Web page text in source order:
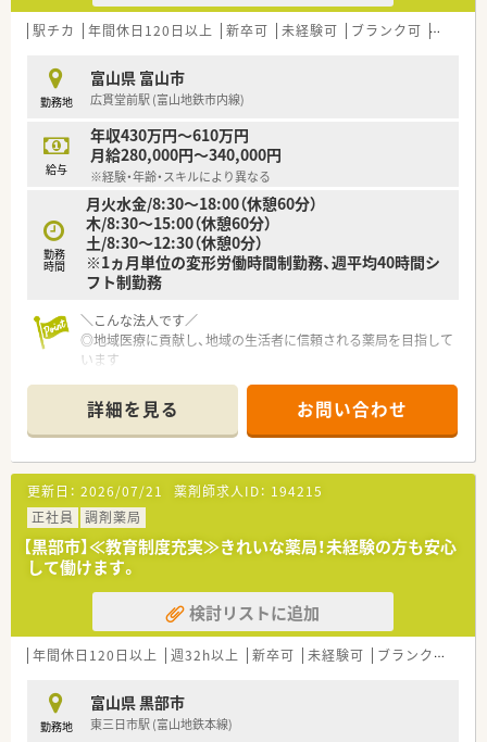
駅チカ 年間休日120日以上 新卒可 未経験可 ブランク可 車通勤
勤務地
富山県 富山市
広貫堂前駅 (富山地鉄市内線)
給与
年収430万円～610万円
月給280,000円～340,000円
※経験・年齢・スキルにより異なる
勤務
時間
月火水金/8:30～18:00（休憩60分）
木/8:30～15:00（休憩60分）
土/8:30～12:30（休憩0分）
※1ヵ月単位の変形労働時間制勤務、週平均40時間シ
フト制勤務
＼こんな法人です／
◎地域医療に貢献し、地域の生活者に信頼される薬局を目指して
います
◎最新システムの導入や健康フェアの開催を通じて、患者さまと
のコミュニケーションを大切にしています
◎患者様のＱＯＬ、ＡＤＬを考慮した服薬指導、最新のＩＣＴを
導入した薬歴管理を行っています
そのために最新システムの導入や健康フェアの開催を通じて、
地域に根ざした薬局を作り上げています
◎在宅取り扱い店舗も全国に広がっており、これから必要とされ
る薬局のために取り組んでいます
＼こんな働き方です／
◎信頼される薬局であり続けるために、
患者さまの生活の質や日常動作を考慮した服薬指導を行ってい
ます
◎1か月単位の変形労働時間制、週平均40時間のシフト制勤務で
◎直接雇用でご勤務する前に見極め期間を作れる紹介予定派遣
のご利用も可能です
詳細を見る お問い合わせ
更新日： 2026/07/21 薬剤師求人ID： 194215
正社員
調剤薬局
【黒部市】≪教育制度充実≫きれいな薬局！未経験の方も安心
して働けます。
検討リストに追加
年間休日120日以上 週32h以上 新卒可 未経験可 ブランク可
勤務地
富山県 黒部市
東三日市駅 (富山地鉄本線)